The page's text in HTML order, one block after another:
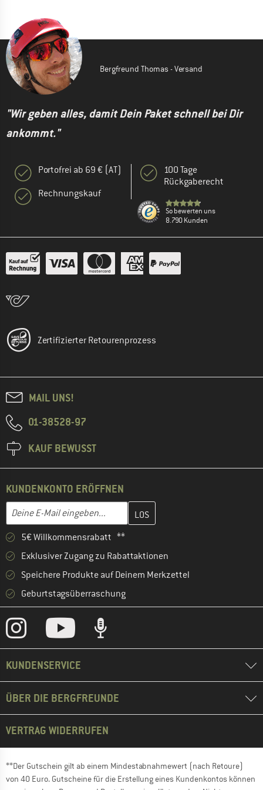
Bergfreund Thomas - Versand
"Wir geben alles, damit Dein Paket schnell bei Dir
ankommt."
Portofrei ab 69 € (AT)
Rechnungskauf
100 Tage
Rückgaberecht
So bewerten uns
8.790 Kunden
Zertifizierter Retourenprozess
MAIL UNS!
01-38528-97
KAUF BEWUSST
KUNDENKONTO ERÖFFNEN
E-Mail-Adresse
Gib hier deine E-Mail-Adresse ein und erstelle im nächsten
5€ Willkommensrabatt **
Exklusiver Zugang zu Rabattaktionen
Speichere Produkte auf Deinem Merkzettel
Geburtstagsüberraschung
KUNDENSERVICE
ÜBER DIE BERGFREUNDE
VERTRAG WIDERRUFEN
**Der Gutschein gilt ab einem Mindestabnahmewert (nach Retoure)
von 40 Euro. Gutscheine für die Erstellung eines Kundenkontos können